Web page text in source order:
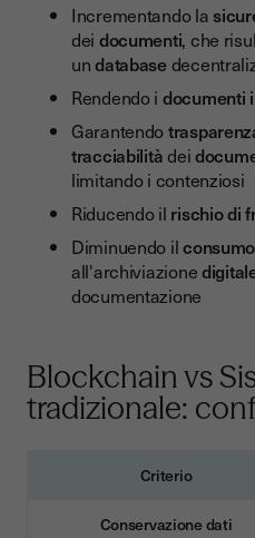
Incrementando la
dei documenti, che
undatabase
Rendendo i documenti
Garantendo
tracciabilitàdei
limitando i contenziosi
Riducendo il rischio di
Diminuendo il
all'archiviazione
documentazione
Blockchain vs
tradizionale:
Criterio
Conservazione dati